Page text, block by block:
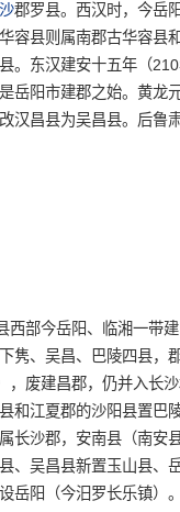
郡罗县。西汉时，今岳
容县则属南郡古华容县
。东汉建安十五年（
岳阳市建郡之始。黄龙
汉昌县为吴昌县。后鲁
部今岳阳、临湘一带建
隽、吴昌、巴陵四县，
，废建昌郡，仍并入长
和江夏郡的沙阳县置巴
长沙郡，安南县（南安
、吴昌县新置玉山县、
岳阳（今汨罗长乐镇）